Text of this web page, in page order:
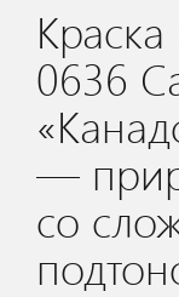
Краска
0636
—
со